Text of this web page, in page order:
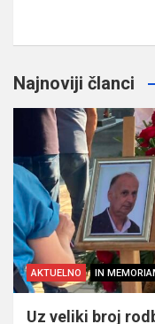
Najnoviji članci
AKTUELNO IN
Uz veliki broj